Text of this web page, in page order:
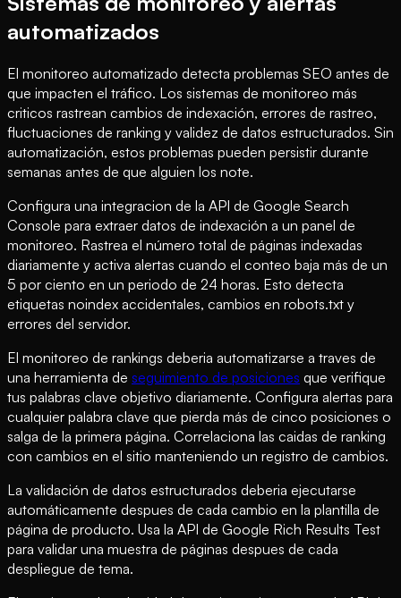
automatizados
El monitoreo automatizado detecta problemas SEO antes de
que impacten el tráfico. Los sistemas de monitoreo más
criticos rastrean cambios de indexación, errores de rastreo,
fluctuaciones de ranking y validez de datos estructurados. Sin
automatización, estos problemas pueden persistir durante
semanas antes de que alguien los note.
Configura una integracion de la API de Google Search
Console para extraer datos de indexación a un panel de
monitoreo. Rastrea el número total de páginas indexadas
diariamente y activa alertas cuando el conteo baja más de un
5 por ciento en un periodo de 24 horas. Esto detecta
etiquetas noindex accidentales, cambios en robots.txt y
errores del servidor.
El monitoreo de rankings deberia automatizarse a traves de
una herramienta de seguimiento de posiciones que verifique
tus palabras clave objetivo diariamente. Configura alertas para
cualquier palabra clave que pierda más de cinco posiciones o
salga de la primera página. Correlaciona las caidas de ranking
con cambios en el sitio manteniendo un registro de cambios.
La validación de datos estructurados deberia ejecutarse
automáticamente despues de cada cambio en la plantilla de
página de producto. Usa la API de Google Rich Results Test
para validar una muestra de páginas despues de cada
despliegue de tema.